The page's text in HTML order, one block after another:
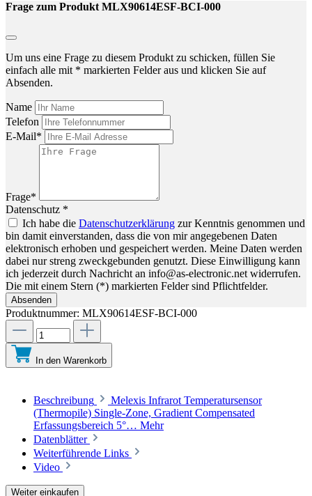
Frage zum Produkt MLX90614ESF-BCI-000
Um uns eine Frage zu diesem Produkt zu schicken, füllen Sie
einfach alle mit * markierten Felder aus und klicken Sie auf
Absenden.
Name
Telefon
E-Mail*
Frage*
Datenschutz *
Ich habe die Datenschutzerklärung zur Kenntnis genommen und
bin damit einverstanden, dass die von mir angegebenen Daten
elektronisch erhoben und gespeichert werden. Meine Daten werden
dabei nur streng zweckgebunden genutzt. Diese Einwilligung kann
ich jederzeit durch Nachricht an info@as-electronic.net widerrufen.
Die mit einem Stern (*) markierten Felder sind Pflichtfelder.
Absenden
Produktnummer: MLX90614ESF-BCI-000
In den Warenkorb
Beschreibung
Melexis Infrarot Temperatursensor
(Thermopile) Single-Zone, Gradient Compensated
Erfassungsbereich 5°… Mehr
Datenblätter
Weiterführende Links
Video
Weiter einkaufen